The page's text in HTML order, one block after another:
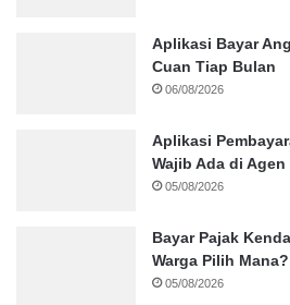
Aplikasi Bayar
Cuan Tiap Bulan
06/08/2026
Aplikasi
Wajib Ada di Agen
05/08/2026
Bayar Pajak
Warga Pilih Mana?
05/08/2026